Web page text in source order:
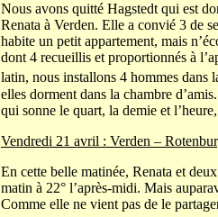
Nous avons quitté Hagstedt qui est
Renata à Verden. Elle a convié 3 de
habite un petit appartement, mais
dont 4 recueillis et proportionnés à
latin, nous installons 4 hommes dans
elles dorment dans la chambre
qui sonne le quart, la demie et
Vendredi 21 avril : Verden –
En cette belle matinée, Renata et
matin à 22° l’après-midi. Mais
Comme elle ne vient pas de le